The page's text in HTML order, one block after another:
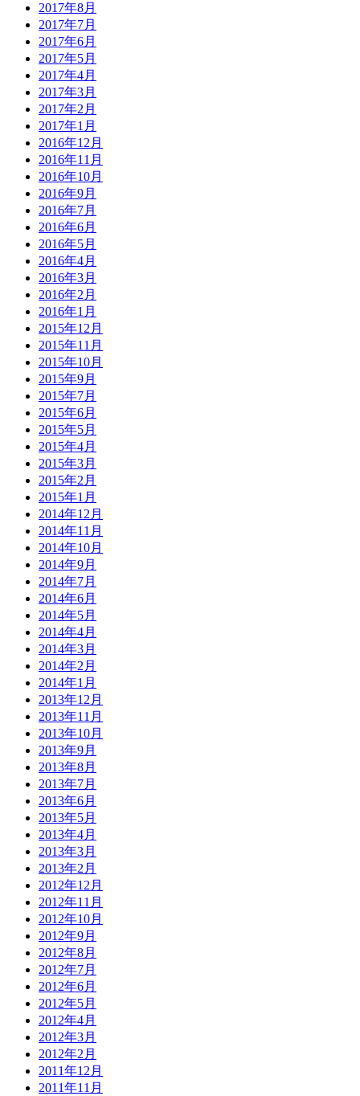
2017年8月
2017年7月
2017年6月
2017年5月
2017年4月
2017年3月
2017年2月
2017年1月
2016年12月
2016年11月
2016年10月
2016年9月
2016年7月
2016年6月
2016年5月
2016年4月
2016年3月
2016年2月
2016年1月
2015年12月
2015年11月
2015年10月
2015年9月
2015年7月
2015年6月
2015年5月
2015年4月
2015年3月
2015年2月
2015年1月
2014年12月
2014年11月
2014年10月
2014年9月
2014年7月
2014年6月
2014年5月
2014年4月
2014年3月
2014年2月
2014年1月
2013年12月
2013年11月
2013年10月
2013年9月
2013年8月
2013年7月
2013年6月
2013年5月
2013年4月
2013年3月
2013年2月
2012年12月
2012年11月
2012年10月
2012年9月
2012年8月
2012年7月
2012年6月
2012年5月
2012年4月
2012年3月
2012年2月
2011年12月
2011年11月